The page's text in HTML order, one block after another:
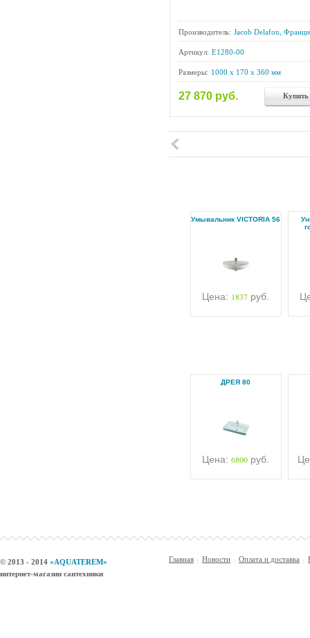
Производитель: Jacob Delafon,
Артикул: E1280-00
Размеры: 1000 x 170 x 360 мм
27 870 руб. Купить
Умывальник VICTORIA 56
Цена: 1837 руб.
ДРЕЯ 80
Цена: 6800 руб.
© 2013 - 2014 «AQUATEREM»
интернет-магазин сантехники
Главная Новости Оплата и доставка